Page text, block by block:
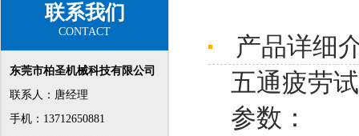
联系我们
CONTACT
东莞市柏圣机械科技有限公司
联系人：唐经理
手机：13712650881
产品详细
五通疲劳
参数：